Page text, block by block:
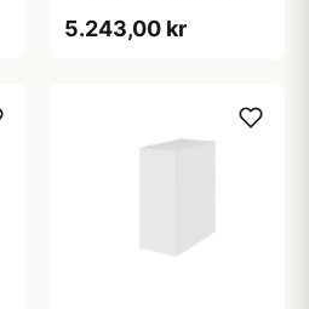
5.243,00 kr